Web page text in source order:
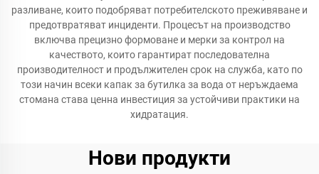
разливане, които подобряват потребителското преживяване и
предотвратяват инциденти. Процесът на производство
включва прецизно формоване и мерки за контрол на
качеството, които гарантират последователна
производителност и продължителен срок на служба, като по
този начин всеки капак за бутилка за вода от неръждаема
стомана става ценна инвестиция за устойчиви практики на
хидратация.
Нови продукти